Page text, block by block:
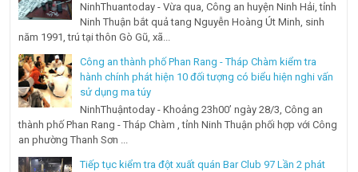
NinhThuantoday - Vừa qua, Công an huyện Ninh Hải, tỉnh
Ninh Thuận bắt quả tang Nguyễn Hoàng Út Minh, sinh
năm 1991, trú tại thôn Gò Gũ, xã...
Công an thành phố Phan Rang - Tháp Chàm kiểm tra
hành chính phát hiện 10 đối tượng có biểu hiện nghi vấn
sử dụng ma túy
NinhThuậntoday - Khoảng 23h00’ ngày 28/3, Công an
thành phố Phan Rang - Tháp Chàm , tỉnh Ninh Thuận phối hợp với Công
an phường Thanh Sơn ...
Tiếp tục kiểm tra đột xuất quán Bar Club 97 Lần 2 phát